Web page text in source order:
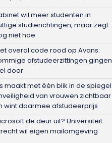
wil meer studenten in
studierichtingen, maar zegt
niet hoe
overal code rood op Avans:
afstudeerzittingen gingen
door
maakt met één blik in de spiegel
van vrouwen zichtbaar
wint daarmee afstudeerprijs
de deur uit? Universiteit
wil eigen mailomgeving